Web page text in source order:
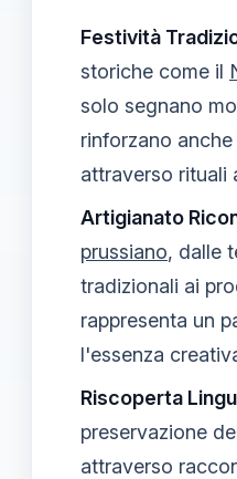
Festività
storiche come il
solo segnano
rinforzano
attraverso rituali
Artigianato
prussiano, dalle
tradizionali ai
rappresenta un
l'essenza
Riscoperta
preservazione
attraverso